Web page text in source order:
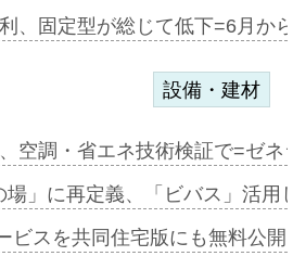
、固定型が総じて低下=6月か
設備・建材
空調・省エネ技術検証で=ゼ
場」に再定義、「ビバス」活
ビスを共同住宅版にも無料公